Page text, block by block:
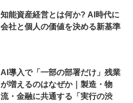
知能資産経営とは何か? AI時代に
会社と個人の価値を決める新基準
AI導入で「一部の部署だけ」残業
が増えるのはなぜか｜製造・物
流・金融に共通する「実行の渋